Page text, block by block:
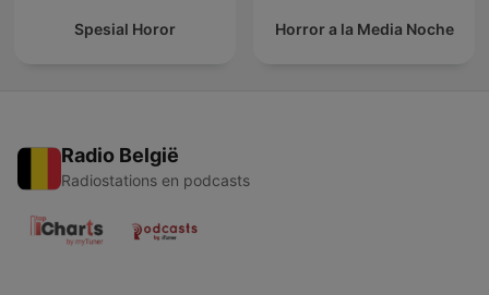
Spesial Horor Horror a la Media Noche
Radio België
Radiostations en podcasts